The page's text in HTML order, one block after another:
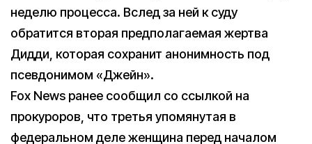
неделю процесса. Вслед за ней к суду
обратится вторая предполагаемая жертва
Дидди, которая сохранит анонимность под
псевдонимом «Джейн».
Fox News ранее сообщил со ссылкой на
прокуроров, что третья упомянутая в
федеральном деле женщина перед началом